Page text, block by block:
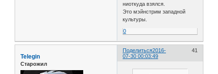
ниоткуда взялся.
Это мэйнстрим западной
культуры.
0
Поделиться 41
2016-
07-30 00:03:49
Telegin
Старожил